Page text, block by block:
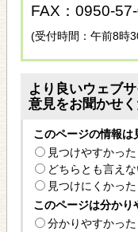
FAX：0950-
(受付時間：午前8時
より良いウェブ
意見をお聞かせ
このページの情報は
見つけやすかった
どちらとも言え
見つけにくかった
このページは分かり
分かりやすかった